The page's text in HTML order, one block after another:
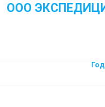
ООО